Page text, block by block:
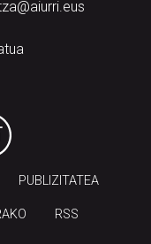
PUBLIZITATEA
RSS